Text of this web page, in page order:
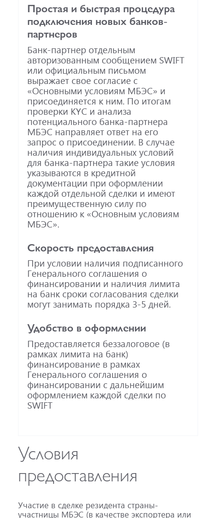
Простая и быстрая процедура
подключения новых банков-
партнеров
Банк-партнер отдельным
авторизованным сообщением SWIFT
или официальным письмом
выражает свое согласие с
«Основными условиям МБЭС» и
присоединяется к ним. По итогам
проверки KYC и анализа
потенциального банка-партнера
МБЭС направляет ответ на его
запрос о присоединении. В случае
наличия индивидуальных условий
для банка-партнера такие условия
указываются в кредитной
документации при оформлении
каждой отдельной сделки и имеют
преимущественную силу по
отношению к «Основным условиям
МБЭС».
Скорость предоставления
При условии наличия подписанного
Генерального соглашения о
финансировании и наличия лимита
на банк сроки согласования сделки
могут занимать порядка 3-5 дней.
Удобство в оформлении
Предоставляется беззалоговое (в
рамках лимита на банк)
финансирование в рамках
Генерального соглашения о
финансировании с дальнейшим
оформлением каждой сделки по
SWIFT
Условия
предоставления
Участие в сделке резидента страны-
участницы МБЭС (в качестве экспортера или